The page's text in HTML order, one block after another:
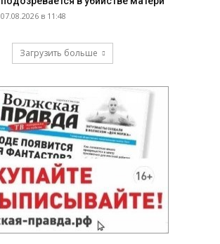
07.08.2026 в 11:48
Загрузить больше